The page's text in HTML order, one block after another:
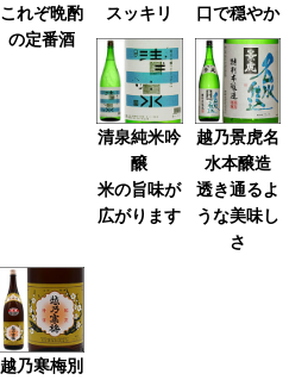
これぞ晩酌
の定番酒
スッキリ
口で穏やか
清泉純米吟
醸
米の旨味が
広がります
越乃景虎名
水本醸造
透き通るよ
うな美味し
さ
越乃寒梅別